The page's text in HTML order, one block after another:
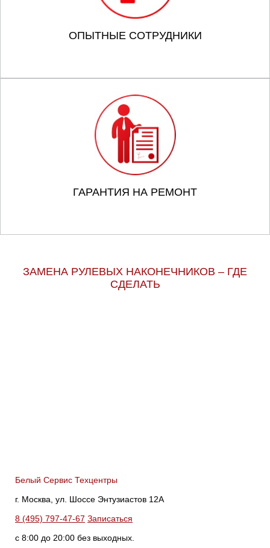
ОПЫТНЫЕ СОТРУДНИКИ
ГАРАНТИЯ НА РЕМОНТ
ЗАМЕНА РУЛЕВЫХ НАКОНЕЧНИКОВ – ГДЕ
СДЕЛАТЬ
Белый Сервис Техцентры
г. Москва, ул. Шоссе Энтузиастов 12А
8 (495) 797-47-67 Записаться
с 8:00 до 20:00 без выходных.